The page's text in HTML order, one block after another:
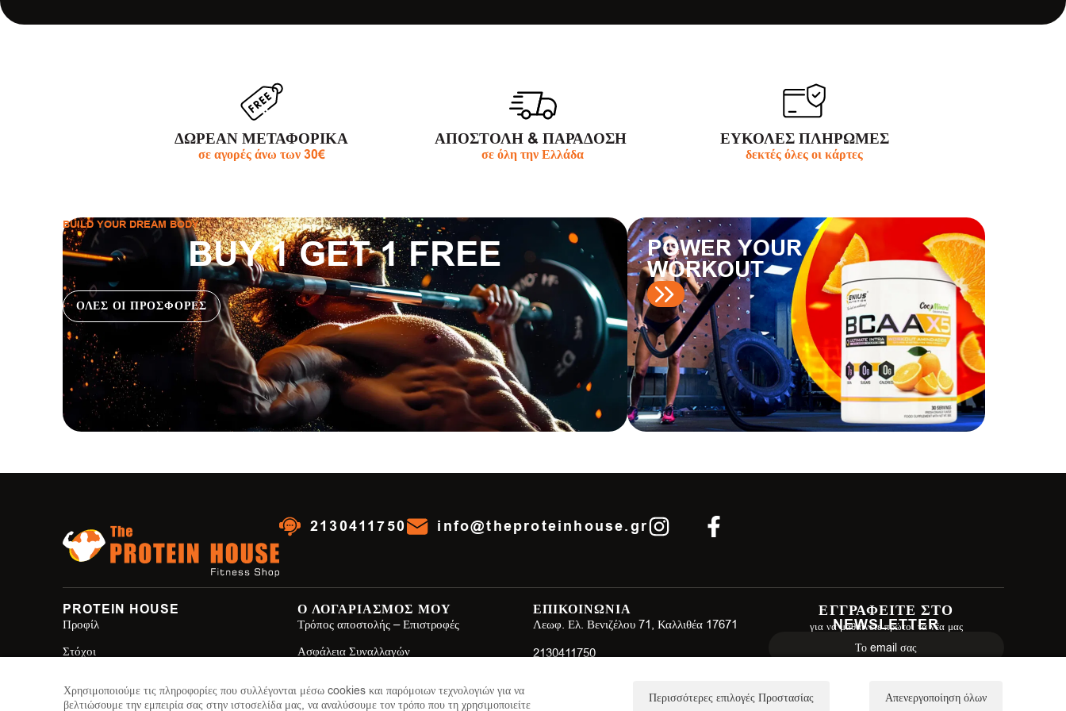
ΔΩΡΕΑΝ ΜΕΤΑΦΟΡΙΚΑ
σε αγορές άνω των 30€
ΑΠΟΣΤΟΛΗ & ΠΑΡΆΔΟΣΗ
σε όλη την Ελλάδα
ΕΥΚΟΛΕΣ ΠΛΗΡΩΜΕΣ
δεκτές όλες οι κάρτες
BUILD YOUR DREAM BODY
BUY 1 GET 1 FREE
ΟΛΕΣ ΟΙ ΠΡΟΣΦΟΡΕΣ
POWER YOUR
WORKOUT
2130411750 info@theproteinhouse.gr
PROTEIN HOUSE
Προφίλ
Στόχοι
Επικοινωνία
Ο ΛΟΓΑΡΙΑΣΜΟΣ ΜΟΥ
Τρόπος αποστολής – Επιστροφές
Ασφάλεια Συναλλαγών
Πολιτική Απορρήτου
ΕΠΙΚΟΙΝΩΝΙΑ
Λεωφ. Ελ. Βενιζέλου 71, Καλλιθέα 17671
2130411750
ΕΓΓΡΑΦΕΙΤΕ ΣΤΟ
NEWSLETTER
για να μαθαίνετε πρώτοι τα νέα μας
Χρησιμοποιούμε τις πληροφορίες που συλλέγονται μέσω cookies και παρόμοιων τεχνολογιών για να
βελτιώσουμε την εμπειρία σας στην ιστοσελίδα μας, να αναλύσουμε τον τρόπο που τη χρησιμοποιείτε
Περισσότερες επιλογές Προστασίας Απενεργοποίηση όλων